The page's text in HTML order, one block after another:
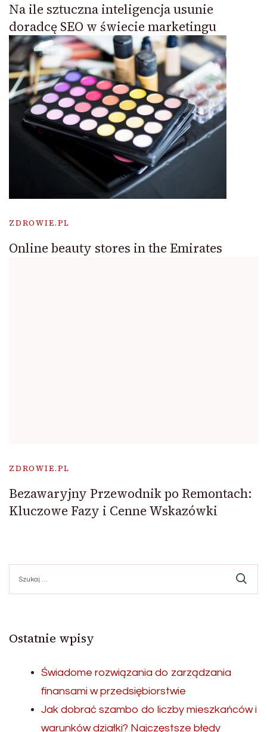
Na ile sztuczna inteligencja usunie
doradcę SEO w świecie marketingu
ZDROWIE.PL
Online beauty stores in the Emirates
ZDROWIE.PL
Bezawaryjny Przewodnik po Remontach:
Kluczowe Fazy i Cenne Wskazówki
Ostatnie wpisy
Świadome rozwiązania do zarządzania
finansami w przedsiębiorstwie
Jak dobrać szambo do liczby mieszkańców i
warunków działki? Najczęstsze błędy